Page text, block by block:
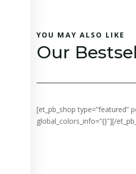
YOU MAY ALSO LIKE
Our
[et_pb_shop type=”featured”
global_colors_info=”{}”][/